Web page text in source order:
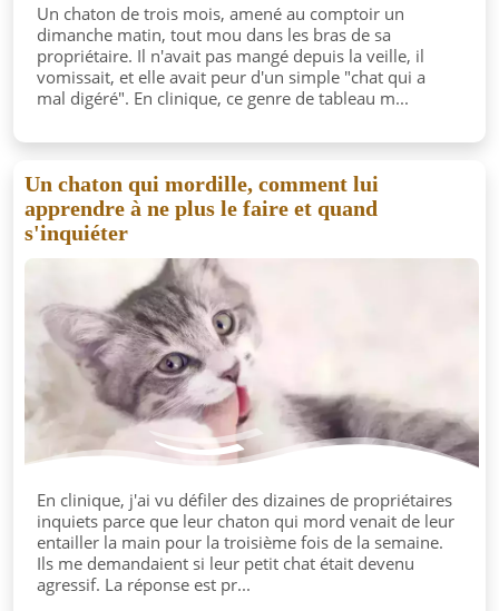
Un chaton de trois mois, amené au comptoir un
dimanche matin, tout mou dans les bras de sa
propriétaire. Il n'avait pas mangé depuis la veille, il
vomissait, et elle avait peur d'un simple "chat qui a
mal digéré". En clinique, ce genre de tableau m...
Un chaton qui mordille, comment lui
apprendre à ne plus le faire et quand
s'inquiéter
En clinique, j'ai vu défiler des dizaines de propriétaires
inquiets parce que leur chaton qui mord venait de leur
entailler la main pour la troisième fois de la semaine.
Ils me demandaient si leur petit chat était devenu
agressif. La réponse est pr...